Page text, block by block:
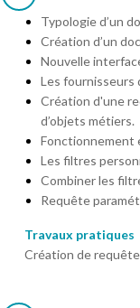
Typologie d’un
Création d’un
Nouvelle
Les fournisseurs
Création d'une
d’objets métiers.
Fonctionnement
Les filtres
Combiner les
Requête
Travaux pratiques
Création de